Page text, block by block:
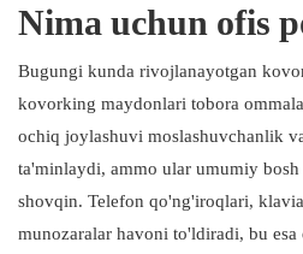
Nima uchun ofis
Bugungi kunda rivojlanayotgan
kovorking maydonlari tobora
ochiq joylashuvi moslashuvchanlik
ta'minlaydi, ammo ular umumiy
shovqin. Telefon qo'ng'iroqlari,
munozaralar havoni to'ldiradi, bu